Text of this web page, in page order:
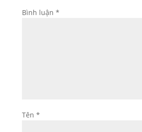
Bình luận *
Tên *